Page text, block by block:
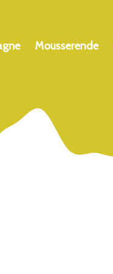
Mousserende